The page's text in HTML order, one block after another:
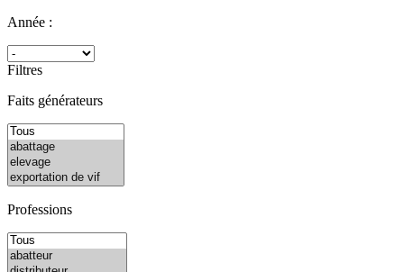
Année :
Filtres
Faits générateurs
Professions